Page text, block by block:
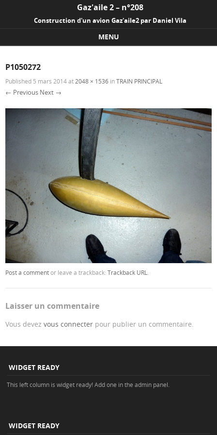
Gaz'aile 2 – n°208
Construction d'un avion Gaz'aile2 par Daniel Vila
MENU
P1050272
Published 5 mars 2014at 2048 × 1536 inTRAIN PRINCIPAL
← Previous Next →
Post a commentor leave a trackback:Trackback URL
Laisser un commentaire
Vous devezvous connecter pour publier un commentaire.
WIDGET READY
This left column is widget ready! Add one in the admin panel.
WIDGET READY